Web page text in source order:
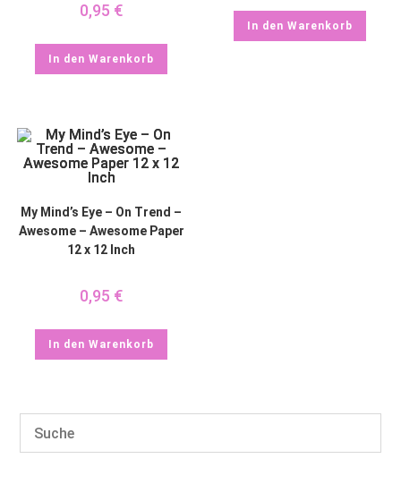
0,95 €
In den Warenkorb
In den Warenkorb
My Mind’s Eye – On Trend –
Awesome – Awesome Paper
12 x 12 Inch
0,95 €
In den Warenkorb